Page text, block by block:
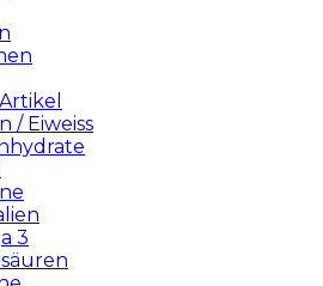
/ Eiweiss
3